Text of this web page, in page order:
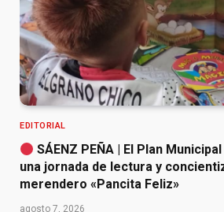
EDITORIAL
SÁENZ PEÑA | El Plan
una jornada de lectura y
merendero «Pancita Feliz»
agosto 7, 2026